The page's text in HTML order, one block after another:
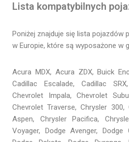
Lista kompatybilnych
Poniżej znajduje się lista pojazdów
w Europie, które są wyposażone w
Acura MDX, Acura ZDX, Buick
Cadillac Escalade, Cadillac
Chevrolet Impala, Chevrolet
Chevrolet Traverse, Chrysler 300,
Aspen, Chrysler Pacifica,
Voyager, Dodge Avenger, Dodge